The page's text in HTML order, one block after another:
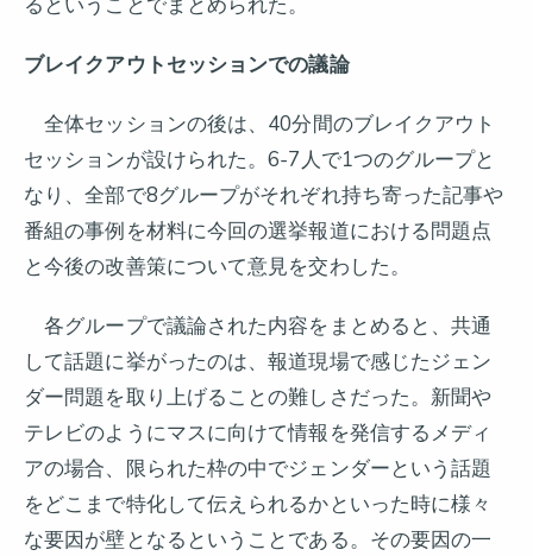
るということでまとめられた。
ブレイクアウトセッションでの議論
全体セッションの後は、40分間のブレイクアウト
セッションが設けられた。6-7人で1つのグループと
なり、全部で8グループがそれぞれ持ち寄った記事や
番組の事例を材料に今回の選挙報道における問題点
と今後の改善策について意見を交わした。
各グループで議論された内容をまとめると、共通
して話題に挙がったのは、報道現場で感じたジェン
ダー問題を取り上げることの難しさだった。新聞や
テレビのようにマスに向けて情報を発信するメディ
アの場合、限られた枠の中でジェンダーという話題
をどこまで特化して伝えられるかといった時に様々
な要因が壁となるということである。その要因の一